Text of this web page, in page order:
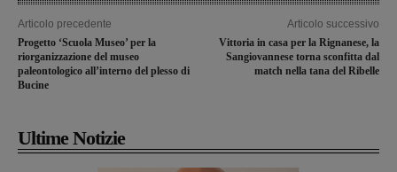
Articolo precedente
Progetto ‘Scuola Museo’ per la
riorganizzazione del museo
paleontologico all’interno del plesso di
Bucine
Articolo successivo
Vittoria in casa per la Rignanese, la
Sangiovannese torna sconfitta dal
match nella tana del Ribelle
Ultime Notizie